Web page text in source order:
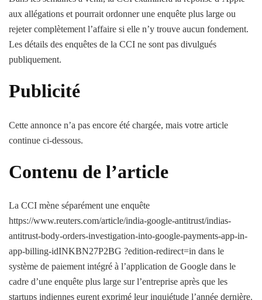
aux allégations et pourrait ordonner une enquête plus large ou
rejeter complètement l’affaire si elle n’y trouve aucun fondement.
Les détails des enquêtes de la CCI ne sont pas divulgués
publiquement.
Publicité
Cette annonce n’a pas encore été chargée, mais votre article
continue ci-dessous.
Contenu de l’article
La CCI mène séparément une enquête
https://www.reuters.com/article/india-google-antitrust/indias-
antitrust-body-orders-investigation-into-google-payments-app-in-
app-billing-idINKBN27P2BG ?edition-redirect=in dans le
système de paiement intégré à l’application de Google dans le
cadre d’une enquête plus large sur l’entreprise après que les
startups indiennes eurent exprimé leur inquiétude l’année dernière.